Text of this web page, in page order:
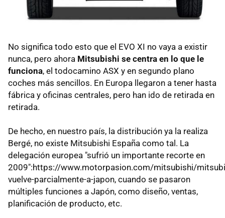
No significa todo esto que el EVO XI no vaya a existir
nunca, pero ahora Mitsubishi se centra en lo que le
funciona, el todocamino ASX y en segundo plano
coches más sencillos. En Europa llegaron a tener hasta
fábrica y oficinas centrales, pero han ido de retirada en
retirada.
De hecho, en nuestro país, la distribución ya la realiza
Bergé, no existe Mitsubishi España como tal. La
delegación europea "sufrió un importante recorte en
2009":https://www.motorpasion.com/mitsubishi/
vuelve-parcialmente-a-japon, cuando se pasaron
múltiples funciones a Japón, como diseño, ventas,
planificación de producto, etc.